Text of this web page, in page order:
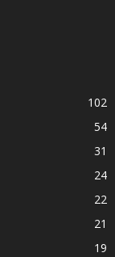
102
54
31
24
22
21
19